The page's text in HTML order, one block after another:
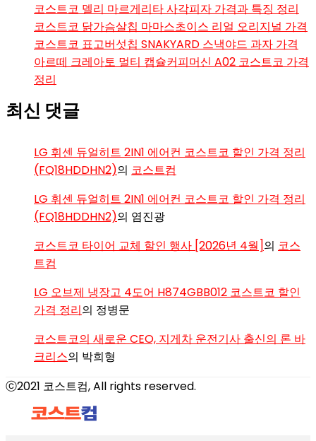
코스트코 델리 마르게리타 사각피자 가격과 특징 정리
코스트코 닭가슴살칩 마마스초이스 리얼 오리지널 가격
코스트코 표고버섯칩 SNAKYARD 스낵야드 과자 가격
아르떼 크레아토 멀티 캡슐커피머신 A02 코스트코 가격
정리
최신 댓글
LG 휘센 듀얼히트 2IN1 에어컨 코스트코 할인 가격 정리
(FQ18HDDHN2)의 코스트컴
LG 휘센 듀얼히트 2IN1 에어컨 코스트코 할인 가격 정리
(FQ18HDDHN2)의 염진광
코스트코 타이어 교체 할인 행사 [2026년 4월]의 코스
트컴
LG 오브제 냉장고 4도어 H874GBB012 코스트코 할인
가격 정리의 정병문
코스트코의 새로운 CEO, 지게차 운전기사 출신의 론 바
크리스의 박희형
ⓒ2021 코스트컴, All rights reserved.